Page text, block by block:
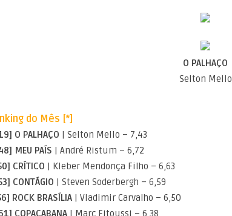
O PALHAÇO
Selton Mello
do Mês [*]
O PALHAÇO | Selton Mello – 7,43
MEU PAÍS | André Ristum – 6,72
CRÍTICO | Kleber Mendonça Filho – 6,63
CONTÁGIO | Steven Soderbergh – 6,59
ROCK BRASÍLIA | Vladimir Carvalho – 6,50
COPACABANA | Marc Fitoussi – 6,38